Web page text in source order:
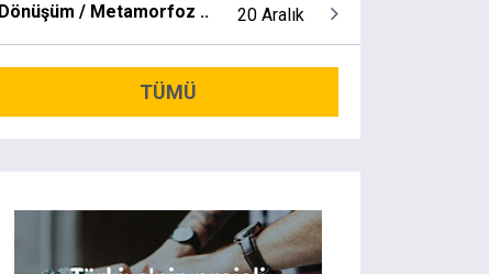
Dönüşüm / Metamorfoz .. 20 Aralık
TÜMÜ